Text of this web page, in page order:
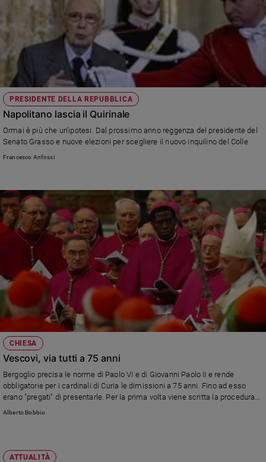
PRESIDENTE DELLA REPUBBLICA
Napolitano lascia il Quirinale
Ormai è più che un'ipotesi. Dal prossimo anno reggenza del presidente del
Senato Grasso e nuove elezioni per scegliere il nuovo inquilino del Colle
Francesco Anfossi
CHIESA
Vescovi, via tutti a 75 anni
Bergoglio precisa le norme di Paolo VI e di Giovanni Paolo II e rende
obbligatorie per i cardinali di Curia le dimissioni a 75 anni. Fino ad esso
erano "pregati" di presentarle. Per la prima volta viene scritta la procedura
da seguire in caso di dimissioni forzate per motivi gravi.
Alberto Bobbio
ATTUALITÀ